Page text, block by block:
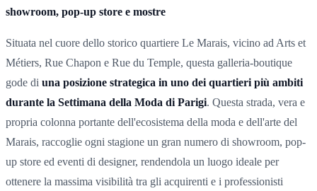
showroom, pop-up store e mostre
Situata nel cuore dello storico quartiere Le Marais, vicino ad Arts et
Métiers, Rue Chapon e Rue du Temple, questa galleria-boutique
gode di una posizione strategica in uno dei quartieri più ambiti
durante la Settimana della Moda di Parigi. Questa strada, vera e
propria colonna portante dell'ecosistema della moda e dell'arte del
Marais, raccoglie ogni stagione un gran numero di showroom, pop-
up store ed eventi di designer, rendendola un luogo ideale per
ottenere la massima visibilità tra gli acquirenti e i professionisti